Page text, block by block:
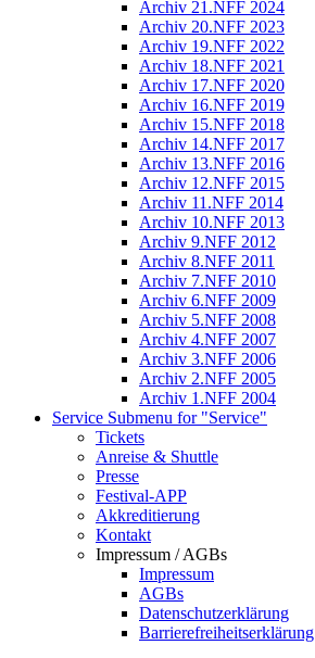
Archiv 21.NFF 2024
Archiv 20.NFF 2023
Archiv 19.NFF 2022
Archiv 18.NFF 2021
Archiv 17.NFF 2020
Archiv 16.NFF 2019
Archiv 15.NFF 2018
Archiv 14.NFF 2017
Archiv 13.NFF 2016
Archiv 12.NFF 2015
Archiv 11.NFF 2014
Archiv 10.NFF 2013
Archiv 9.NFF 2012
Archiv 8.NFF 2011
Archiv 7.NFF 2010
Archiv 6.NFF 2009
Archiv 5.NFF 2008
Archiv 4.NFF 2007
Archiv 3.NFF 2006
Archiv 2.NFF 2005
Archiv 1.NFF 2004
Service Submenu for "Service"
Tickets
Anreise & Shuttle
Presse
Festival-APP
Akkreditierung
Kontakt
Impressum / AGBs
Impressum
AGBs
Datenschutzerklärung
Barrierefreiheitserklärung